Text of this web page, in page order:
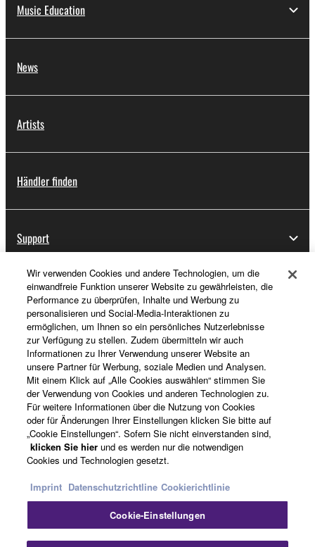
Music Education
News
Artists
Händler finden
Support
Registrierung von „Yamaha Music ID“
Über Yamaha
Deutschland - German
Business
Wir verwenden Cookies und andere Technologien, um die
einwandfreie Funktion unserer Website zu gewährleisten, die
Performance zu überprüfen, Inhalte und Werbung zu
personalisieren und Social-Media-Interaktionen zu
ermöglichen, um Ihnen so ein persönliches Nutzerlebnisse
zur Verfügung zu stellen. Zudem übermitteln wir auch
Informationen zu Ihrer Verwendung unserer Website an
unsere Partner für Werbung, soziale Medien und Analysen.
Mit einem Klick auf „Alle Cookies auswählen“ stimmen Sie
der Verwendung von Cookies und anderen Technologien zu.
Für weitere Informationen über die Nutzung von Cookies
oder für Änderungen Ihrer Einstellungen klicken Sie bitte auf
„Cookie Einstellungen“. Sofern Sie nicht einverstanden sind,
klicken Sie hier und es werden nur die notwendigen
Cookies und Technologien gesetzt.
Imprint Datenschutzrichtline Cookierichtlinie
Cookie-Einstellungen